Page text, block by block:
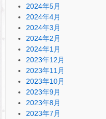
2024年5月
2024年4月
2024年3月
2024年2月
2024年1月
2023年12月
2023年11月
2023年10月
2023年9月
2023年8月
2023年7月